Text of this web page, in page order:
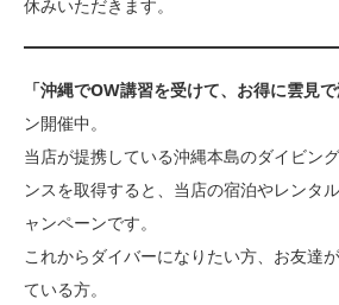
休みいただきます。
「沖縄でOW講習を受けて、お得に雲見で
ン開催中。
当店が提携している沖縄本島のダイビン
ンスを取得すると、当店の宿泊やレンタ
ャンペーンです。
これからダイバーになりたい方、お友達
ている方。